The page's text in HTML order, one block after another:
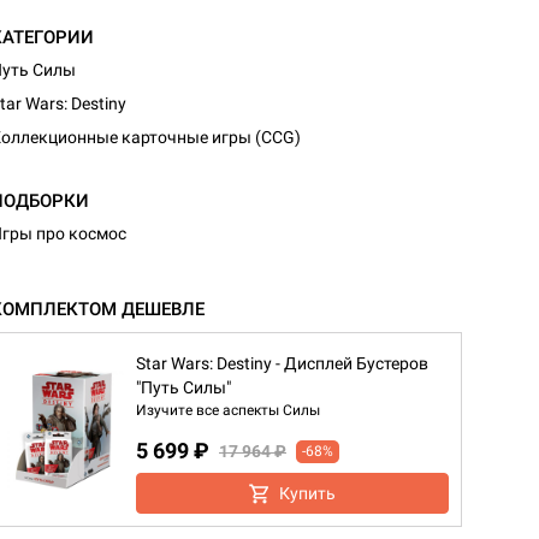
Силы
Wars: Destiny
карточные игры (CCG)
про космос
ДЕШЕВЛЕ
Star Wars: Destiny - Дисплей Бустеров
"Путь Силы"
Изучите все аспекты Силы
5 699 ₽ 17 964 ₽ -68%
Купить